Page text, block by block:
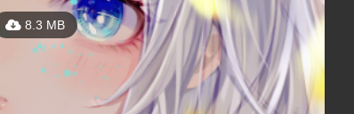
8.3 MB